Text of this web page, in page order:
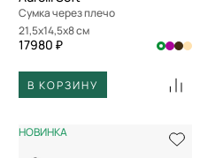
Сумка через плечо
21,5x14,5x8 см
17980 ₽
В КОРЗИНУ
НОВИНКА